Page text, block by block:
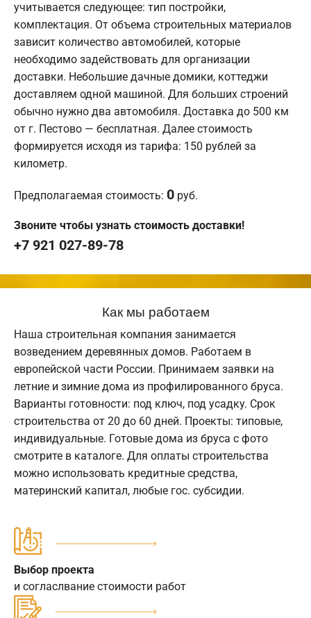
учитывается следующее: тип постройки,
комплектация. От объема строительных материалов
зависит количество автомобилей, которые
необходимо задействовать для организации
доставки. Небольшие дачные домики, коттеджи
доставляем одной машиной. Для больших строений
обычно нужно два автомобиля. Доставка до 500 км
от г. Пестово — бесплатная. Далее стоимость
формируется исходя из тарифа: 150 рублей за
километр.
Предполагаемая стоимость: 0 руб.
Звоните чтобы узнать стоимость доставки!
+7 921 027-89-78
Как мы работаем
Наша строительная компания занимается
возведением деревянных домов. Работаем в
европейской части России. Принимаем заявки на
летние и зимние дома из профилированного бруса.
Варианты готовности: под ключ, под усадку. Срок
строительства от 20 до 60 дней. Проекты: типовые,
индивидуальные. Готовые дома из бруса с фото
смотрите в каталоге. Для оплаты строительства
можно использовать кредитные средства,
материнский капитал, любые гос. субсидии.
Выбор проекта
и согласлвание стоимости работ